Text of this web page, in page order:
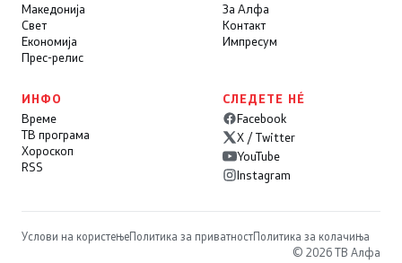
Македонија
Свет
Економија
Прес-релис
За Алфа
Контакт
Импресум
ИНФО
Време
ТВ програма
Хороскоп
RSS
СЛЕДЕТЕ НÉ
Facebook
X / Twitter
YouTube
Instagram
Услови на користењеПолитика за приватностПолитика за колачиња
© 2026 ТВ Алфа